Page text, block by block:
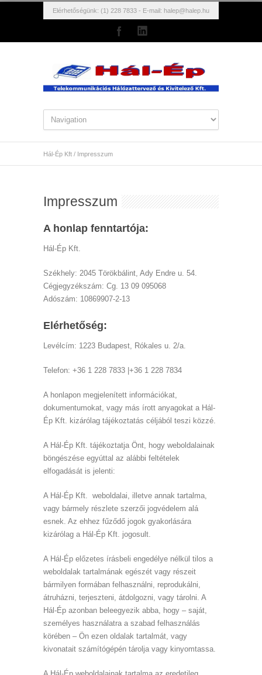
Elérhetőségünk: (1) 228 7833 - E-mail: halep@halep.hu
Hál-Ép Kft / Impresszum
Impresszum
A honlap fenntartója:
Hál-Ép Kft.
Székhely: 2045 Törökbálint, Ady Endre u. 54.
Cégjegyzékszám: Cg. 13 09 095068
Adószám: 10869907-2-13
Elérhetőség:
Levélcím: 1223 Budapest, Rókales u. 2/a.
Telefon: +36 1 228 7833 |+36 1 228 7834
A honlapon megjelenített információkat,
dokumentumokat, vagy más írott anyagokat a Hál-
Ép Kft. kizárólag tájékoztatás céljából teszi közzé.
A Hál-Ép Kft. tájékoztatja Önt, hogy weboldalainak
böngészése egyúttal az alábbi feltételek
elfogadását is jelenti:
A Hál-Ép Kft. weboldalai, illetve annak tartalma,
vagy bármely részlete szerzői jogvédelem alá
esnek. Az ehhez fűződő jogok gyakorlására
kizárólag a Hál-Ép Kft. jogosult.
A Hál-Ép előzetes írásbeli engedélye nélkül tilos a
weboldalak tartalmának egészét vagy részeit
bármilyen formában felhasználni, reprodukálni,
átruházni, terjeszteni, átdolgozni, vagy tárolni. A
Hál-Ép azonban beleegyezik abba, hogy – saját,
személyes használatra a szabad felhasználás
körében – Ön ezen oldalak tartalmát, vagy
kivonatait számítógépén tárolja vagy kinyomtassa.